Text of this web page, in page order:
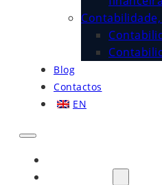
Blog
Contactos
EN